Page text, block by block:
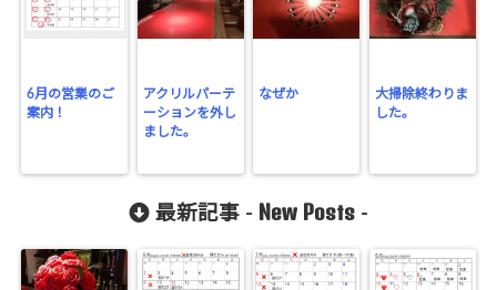
6月の営業のご
案内！
アクリルパーテ
ーションを外し
ました。
なぜか
大掃除終わりま
した。
最新記事 - New Posts -